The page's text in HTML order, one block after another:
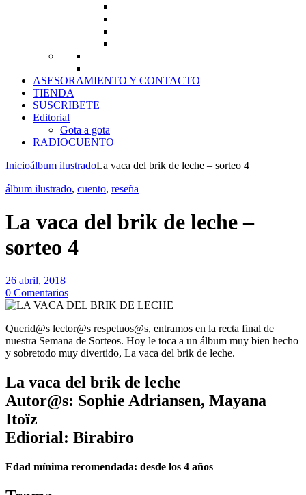
ASESORAMIENTO Y CONTACTO
TIENDA
SUSCRIBETE
Editorial
Gota a gota
RADIOCUENTO
Inicioálbum ilustradoLa vaca del brik de leche – sorteo 4
álbum ilustrado, cuento, reseña
La vaca del brik de leche –
sorteo 4
26 abril, 2018
0 Comentarios
Querid@s lector@s respetuos@s, entramos en la recta final de
nuestra Semana de Sorteos. Hoy le toca a un álbum muy bien hecho
y sobretodo muy divertido, La vaca del brik de leche.
La vaca del brik de leche
Autor@s: Sophie Adriansen, Mayana
Itoïz
Ediorial: Birabiro
Edad mínima recomendada: desde los 4 años